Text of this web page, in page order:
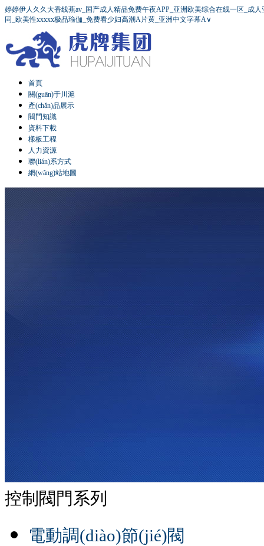
婷婷伊人久久大香线蕉av_国产成人精品免费午夜APP_亚洲欧美综合在线一区_成
同_欧美性xxxxx极品瑜伽_免费看少妇高潮A片黄_亚洲中文字幕A∨
首頁
關(guān)于川滬
產(chǎn)品展示
閥門知識
資料下載
樣板工程
人力資源
聯(lián)系方式
網(wǎng)站地圖
控制閥門系列
電動調(diào)節(jié)閥